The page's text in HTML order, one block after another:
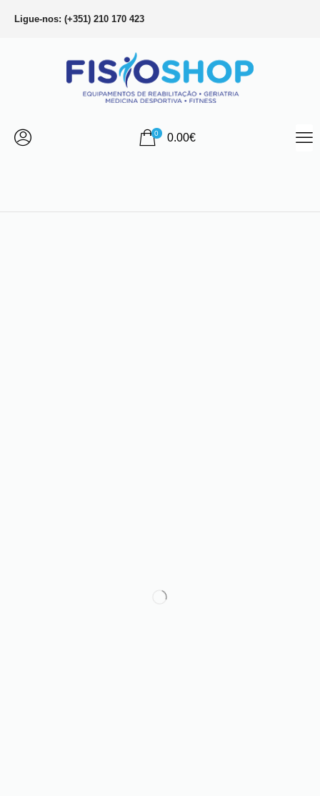
Ligue-nos: (+351) 210 170 423
0 0.00€